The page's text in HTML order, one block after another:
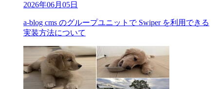
2026年06月05日
a-blog cms のグループユニットで Swiper を利用できる
実装方法について